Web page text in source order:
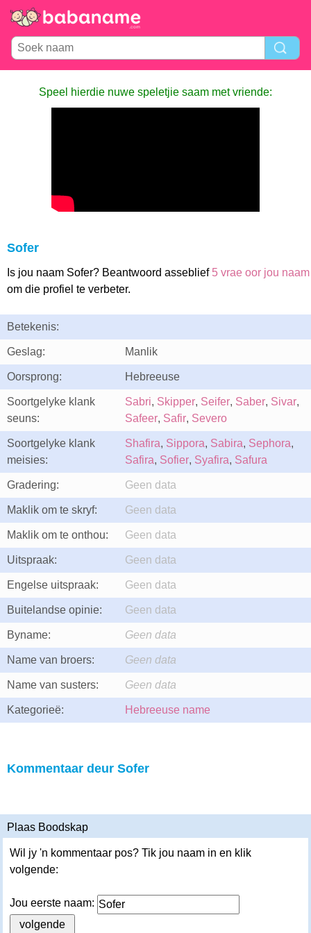
Speel hierdie nuwe speletjie saam met vriende:
Sofer
Is jou naam Sofer? Beantwoord asseblief 5 vrae oor jou naam
om die profiel te verbeter.
Betekenis:
Geslag: Manlik
Oorsprong: Hebreeuse
Soortgelyke klank
seuns:
Sabri, Skipper, Seifer, Saber, Sivar,
Safeer, Safir, Severo
Soortgelyke klank
meisies:
Shafira, Sippora, Sabira, Sephora,
Safira, Sofier, Syafira, Safura
Gradering: Geen data
Maklik om te skryf: Geen data
Maklik om te onthou: Geen data
Uitspraak: Geen data
Engelse uitspraak: Geen data
Buitelandse opinie: Geen data
Byname: Geen data
Name van broers: Geen data
Name van susters: Geen data
Kategorieë: Hebreeuse name
Kommentaar deur Sofer
Plaas Boodskap
Wil jy 'n kommentaar pos? Tik jou naam in en klik
volgende:
Jou eerste naam: